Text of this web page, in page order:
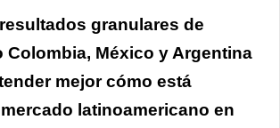
granulares de
Colombia, México y Argentina
mejor cómo está
latinoamericano en